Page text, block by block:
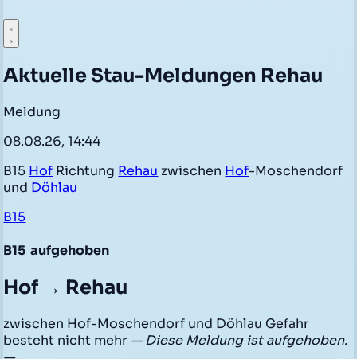
Aktuelle Stau-Meldungen Rehau
Meldung
08.08.26, 14:44
B15 Hof Richtung Rehau zwischen Hof-Moschendorf
und Döhlau
B15
B15 aufgehoben
Hof → Rehau
zwischen Hof-Moschendorf und Döhlau Gefahr
besteht nicht mehr — Diese Meldung ist aufgehoben.